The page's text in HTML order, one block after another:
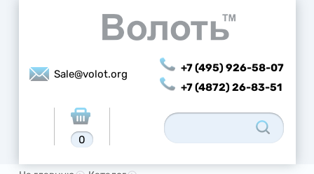
Sale@volot.org
+7 (495) 926-58-07
+7 (4872) 26-83-51
0